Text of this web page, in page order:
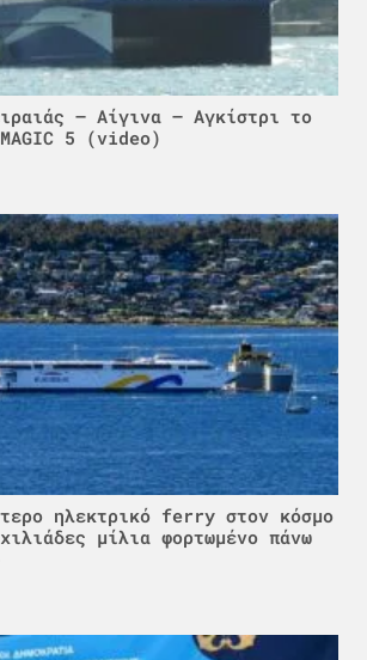
– Αίγινα – Αγκίστρι το
5 (video)
ηλεκτρικό ferry στον κόσμο
μίλια φορτωμένο πάνω